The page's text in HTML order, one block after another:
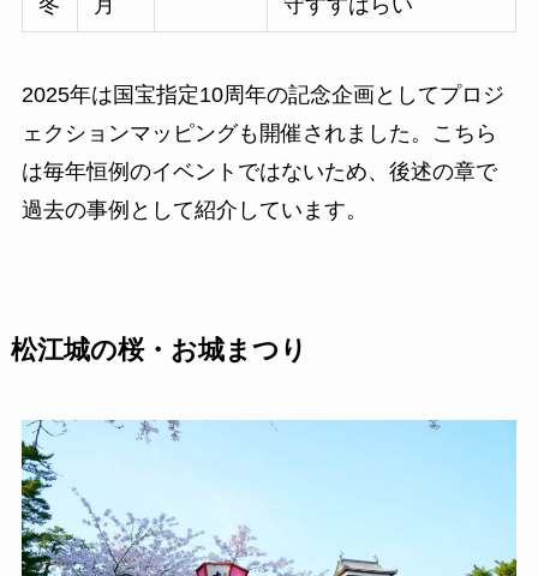
2025年は国宝指定10周年の記念企画としてプロジ
ェクションマッピングも開催されました。こちら
は毎年恒例のイベントではないため、後述の章で
過去の事例として紹介しています。
松江城の桜・お城まつり